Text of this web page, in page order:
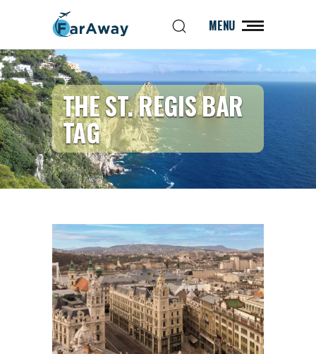
MENU
THE ST. REGIS BAR
TAG